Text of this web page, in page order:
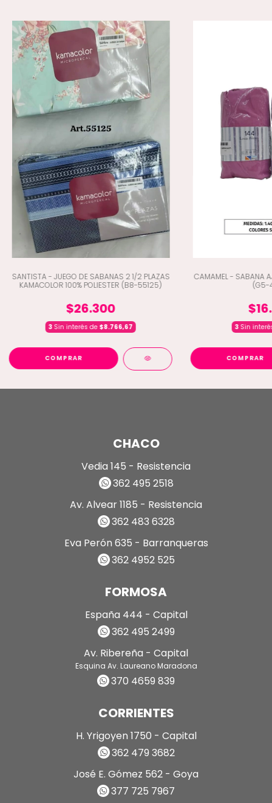
SANTISTA - JUEGO DE SABANAS 2 1/2 PLAZAS
KAMACOLOR 100% POLIESTER (B8-55125)
$26.300
3Sin interés de $8.766,67
COMPRAR
CAMAMEL - SABANA
(G5-
3Sin
COMPRAR
CHACO
Vedia 145 - Resistencia
362 495 2518
Av. Alvear 1185 - Resistencia
362 483 6328
Eva Perón 635 - Barranqueras
362 4952 525
FORMOSA
España 444 - Capital
362 495 2499
Av. Ribereña - Capital
Esquina Av. Laureano Maradona
370 4659 839
CORRIENTES
H. Yrigoyen 1750 - Capital
362 479 3682
José E. Gómez 562 - Goya
377 725 7967